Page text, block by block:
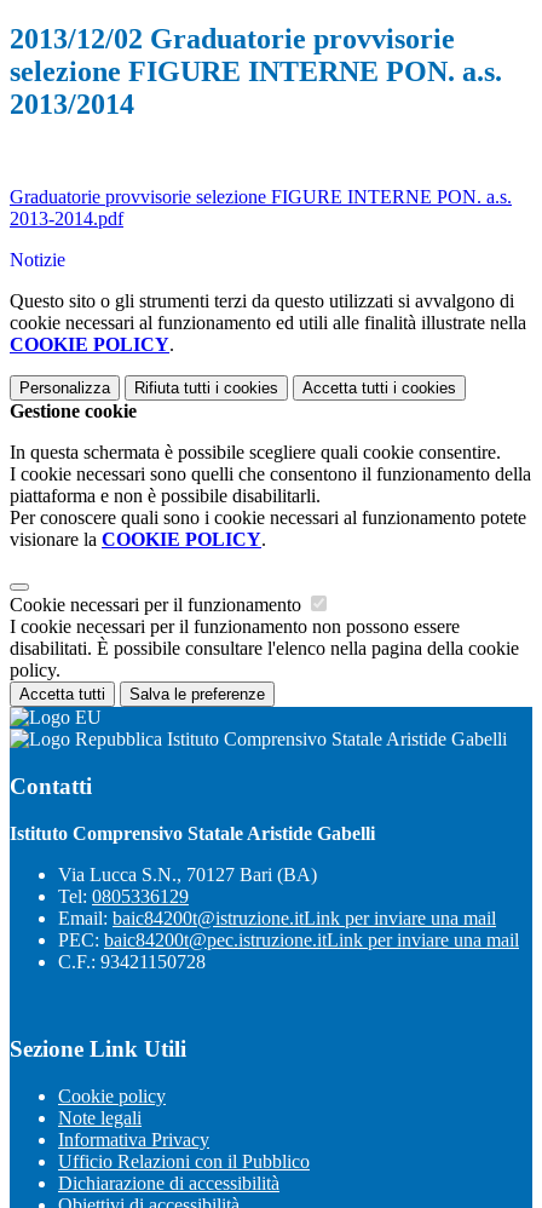
2013/12/02 Graduatorie provvisorie
selezione FIGURE INTERNE PON. a.s.
2013/2014
Graduatorie provvisorie selezione FIGURE INTERNE PON. a.s.
2013-2014.pdf
Notizie
Questo sito o gli strumenti terzi da questo utilizzati si avvalgono di
cookie necessari al funzionamento ed utili alle finalità illustrate nella
COOKIE POLICY.
Personalizza Rifiuta tutti i cookies Accetta tutti i cookies
Gestione cookie
In questa schermata è possibile scegliere quali cookie consentire.
I cookie necessari sono quelli che consentono il funzionamento della
piattaforma e non è possibile disabilitarli.
Per conoscere quali sono i cookie necessari al funzionamento potete
visionare la COOKIE POLICY.
Cookie necessari per il funzionamento
I cookie necessari per il funzionamento non possono essere
disabilitati. È possibile consultare l'elenco nella pagina della cookie
policy.
Accetta tutti Salva le preferenze
Istituto Comprensivo Statale Aristide Gabelli
Contatti
Istituto Comprensivo Statale Aristide Gabelli
Via Lucca S.N., 70127 Bari (BA)
Tel: 0805336129
Email: baic84200t@istruzione.itLink per inviare una mail
PEC: baic84200t@pec.istruzione.itLink per inviare una mail
C.F.: 93421150728
Sezione Link Utili
Cookie policy
Note legali
Informativa Privacy
Ufficio Relazioni con il Pubblico
Dichiarazione di accessibilità